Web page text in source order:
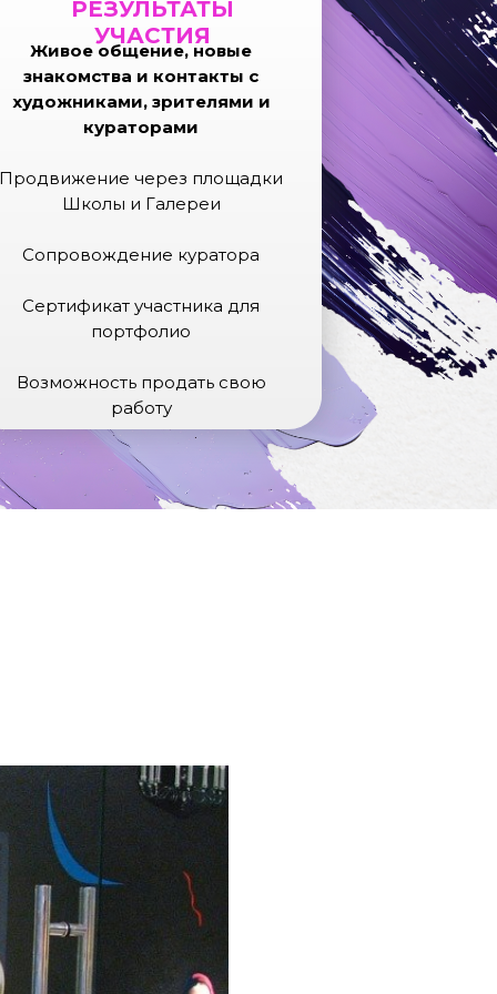
РЕЗУЛЬТАТЫ
УЧАСТИЯ
Живое общение, новые
знакомства и контакты с
художниками, зрителями и
кураторами
Продвижение через площадки
Школы и Галереи
Сопровождение куратора
Сертификат участника для
портфолио
Возможность продать свою
работу